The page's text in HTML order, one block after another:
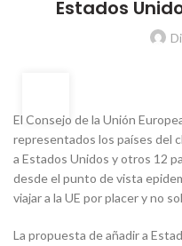
Estados
El Consejo de la Unión
representados los países del
a Estados Unidos y otros 12
desde el punto de vista
viajar a la UE por placer y no
La propuesta de añadir a